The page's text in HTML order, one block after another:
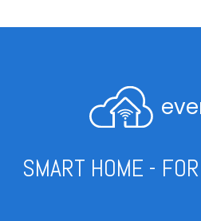
SMART HOME -